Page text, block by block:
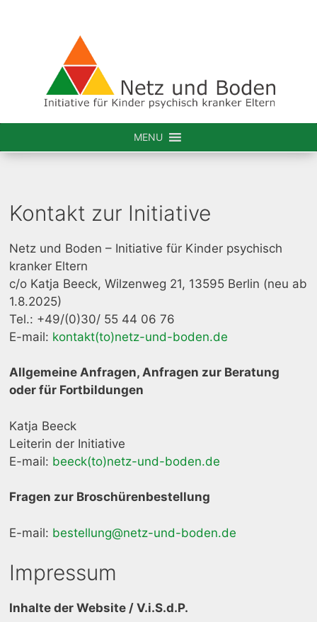
MENU
Kontakt zur Initiative
Netz und Boden – Initiative für Kinder psychisch
kranker Eltern
c/o Katja Beeck, Wilzenweg 21, 13595 Berlin (neu ab
1.8.2025)
Tel.: +49/(0)30/ 55 44 06 76
E-mail: kontakt(to)netz-und-boden.de
Allgemeine Anfragen, Anfragen zur Beratung
oder für Fortbildungen
Katja Beeck
Leiterin der Initiative
E-mail: beeck(to)netz-und-boden.de
Fragen zur Broschürenbestellung
E-mail: bestellung@netz-und-boden.de
Impressum
Inhalte der Website / V.i.S.d.P.